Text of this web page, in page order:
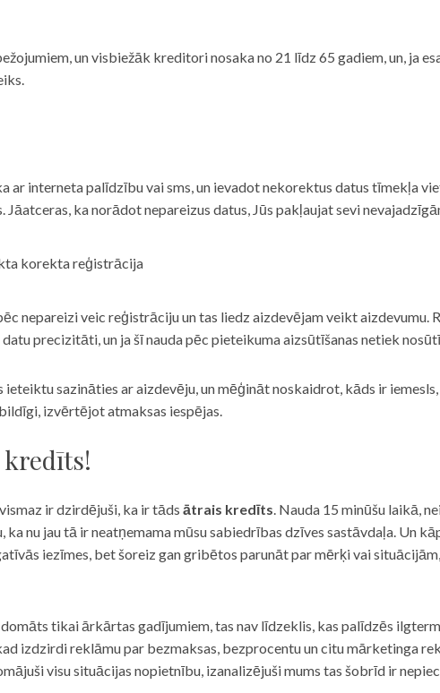
un visbiežāk kreditori nosaka no 21 līdz 65 gadiem, un, ja
ar interneta palīdzību vai sms, un ievadot nekorektus datus tīmekļa
ka norādot nepareizus datus, Jūs pakļaujat sevi
korekta reģistrācija
nepareizi veic reģistrāciju un tas liedz aizdevējam veikt
precizitāti, un ja šī nauda pēc pieteikuma aizsūtīšanas netiek
ieteiktu sazināties ar aizdevēju, un mēģināt noskaidrot, kāds ir
izvērtējot atmaksas iespējas.
ir dzirdējuši, ka ir tāds ātrais kredīts. Nauda 15 minūšu laikā,
nu jau tā ir neatņemama mūsu sabiedrības dzīves sastāvdaļa. Un
iezīmes, bet šoreiz gan gribētos parunāt par mērķi vai
tikai ārkārtas gadījumiem, tas nav līdzeklis, kas palīdzēs
izdzirdi reklāmu par bezmaksas, bezprocentu un citu mārketinga
visu situācijas nopietnību, izanalizējuši mums tas šobrīd ir